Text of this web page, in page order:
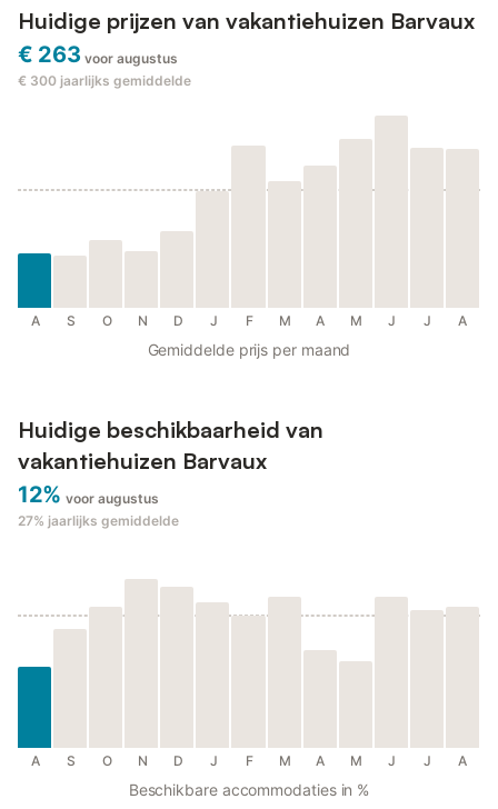
Huidige prijzen van vakantiehuizen Barvaux
€ 263 voor augustus
€ 300 jaarlijks gemiddelde
A S O N D J F M A M J J A
Gemiddelde prijs per maand
Huidige beschikbaarheid van
vakantiehuizen Barvaux
12% voor augustus
27% jaarlijks gemiddelde
A S O N D J F M A M J J A
Beschikbare accommodaties in %